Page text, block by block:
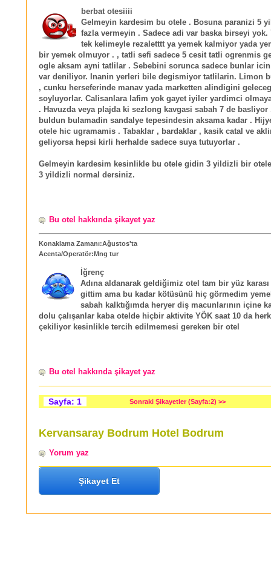
berbat otesiiii
Gelmeyin kardesim bu otele . Bosuna paranizi 5
fazla vermeyin . Sadece adi var baska birseyi yok.
tek kelimeyle rezaletttt ya yemek kalmiyor yada
bir yemek olmuyor . , tatli sefi sadece 5 cesit tatli ogrenmis
ogle aksam ayni tatlilar . Sebebini sorunca sadece bunlar
var deniliyor. Inanin yerleri bile degismiyor tatlilarin. Limon
, cunku herseferinde manav yada marketten alindigini
soyluyorlar. Calisanlara lafim yok gayet iyiler yardimci
. Havuzda veya plajda ki sezlong kavgasi sabah 7 de basliyor
buldun bulamadin sandalye tepesindesin aksama kadar .
otele hic ugramamis . Tabaklar , bardaklar , kasik catal ve
geliyorsa hepsi kirli herhalde sadece suya tutuyorlar .
Gelmeyin kardesim kesinlikle bu otele gidin 3 yildizli bir
3 yildizli normal dersiniz.
Bu otel hakkında şikayet yaz
Konaklama Zamanı:Ağustos'ta
Acenta/Operatör:Mng tur
İğrenç
Adına aldanarak geldiğimiz otel tam bir yüz
gittim ama bu kadar kötüsünü hiç görmedim
sabah kalktığımda heryer diş macunlarının içine
dolu çalışanlar kaba otelde hiçbir aktivite YÖK saat 10 da
çekiliyor kesinlikle tercih edilmemesi gereken bir otel
Bu otel hakkında şikayet yaz
Sayfa: 1 Sonraki Şikayetler (Sayfa:2) >>
Kervansaray Bodrum Hotel Bodrum
Yorum yaz
Şikayet Et